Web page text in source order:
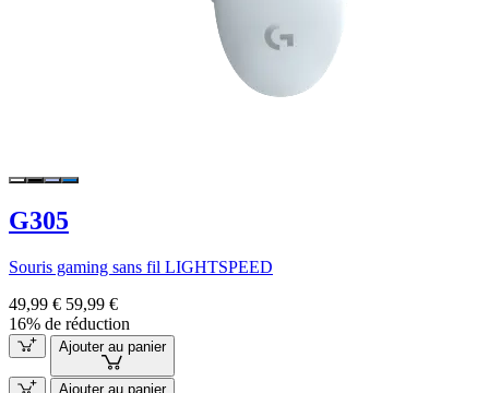
G305
Souris gaming sans fil LIGHTSPEED
49,99 € 59,99 €
16% de réduction
Ajouter au panier
Ajouter au panier